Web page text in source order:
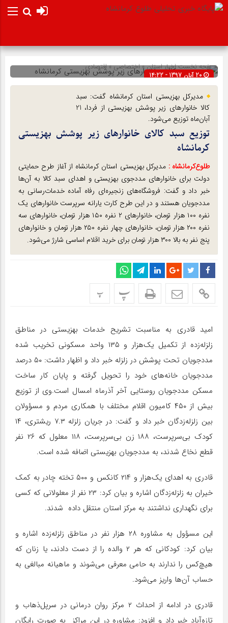
صفحه نخستاخبار استان»اختصاصی»اقتصادی
20 آبان 1397 - 14:22
شناسه : 11213
مدیرکل بهزیستی استان کرمانشاه گفت: سبد
کالا خانوارهای زیر پوشش بهزیستی از فردا، 21
آبان‌ماه توزیع می‌شود.
توزیع سبد کالای خانوارهای زیر پوشش بهزیستی
کرمانشاه
طلوع‌‌کرمانشاه : مدیرکل بهزیستی استان کرمانشاه از آغاز طرح حمایتی
دولت برای خانوارهای مددجوی بهزیستی و اهدای سبد کالا به آن‌ها
خبر داد و گفت: فروشگاه‌های زنجیره‌ای رفاه آماده خدمات‌رسانی به
مددجویان هستند و در این طرح کارت یارانه سرپرست خانوارهای یک
نفره ۱۰۰ هزار تومان، خانوارهای ۲ نفره ۱۵۰ هزار تومان، خانوارهای سه
نفره ۲۰۰ هزار تومان، خانوارهای چهار نفره ۲۵۰ هزار تومان و خانوارهای
پنج نفر به بالا ۳۰۰ هزار تومان برای خرید اقلام اساسی شارژ می‌شود.
پ پ
امید قادری به مناسبت تشریح خدمات بهزیستی در مناطق
زلزله‌زده از تکمیل یک‌هزار و ۱۳۵ واحد مسکونی تخریب شده
مددجویان تحت پوشش در زلزله خبر داد و اظهار داشت: ۵۰ درصد
مددجویان خانه‌های خود را تحویل گرفته و پایان کار ساخت
مسکن مددجویان روستایی آخر آذرماه امسال است.وی از توزیع
بیش از ۴۵۰ کامیون اقلام مختلف با همکاری مردم و مسؤولان
بین زلزله‌زدگان خبر داد و گفت: در جریان زلزله ۷.۳ ریشتری، ۱۴
کودک بی‌سرپرست، ۱۸۸ زن بی‌سرپرست، ۱۱۸ معلول که ۲۶ نفر
قطع نخاع شدند، به مددجویان بهزیستی اضافه شده است.
قادری به اهدای یک‌هزار و ۲۱۴ کانکس و ۵۰۰ تخته چادر به کمک
خیران به زلزله‌زدگان اشاره و بیان کرد: ۲۳ نفر از معلولانی که کسی
برای نگهداری نداشتند به مرکز استان منتقل داده شدند.
این مسؤول به مشاوره ۲۸ هزار نفر در مناطق زلزله‌زده اشاره و
بیان کرد: کودکانی که هر ۲ والده را از دست دادند، یا زنان که
هیچ‌کس را ندارند به حامی معرفی می‌شوند و ماهیانه مبالغی به
حساب آن‌ها واریز می‌شود.
قادری در ادامه از احداث ۲ مرکز روان درمانی در سرپل‌ذهاب و
تازه‌آباد خبر داد و افزود: مشاوره در این مراکز به صورت رایگان